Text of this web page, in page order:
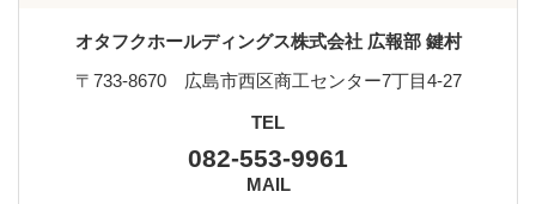
オタフクホールディングス株式会社 広報部 鍵村
〒733-8670 広島市西区商工センター7丁目4-27
TEL
082-553-9961
MAIL